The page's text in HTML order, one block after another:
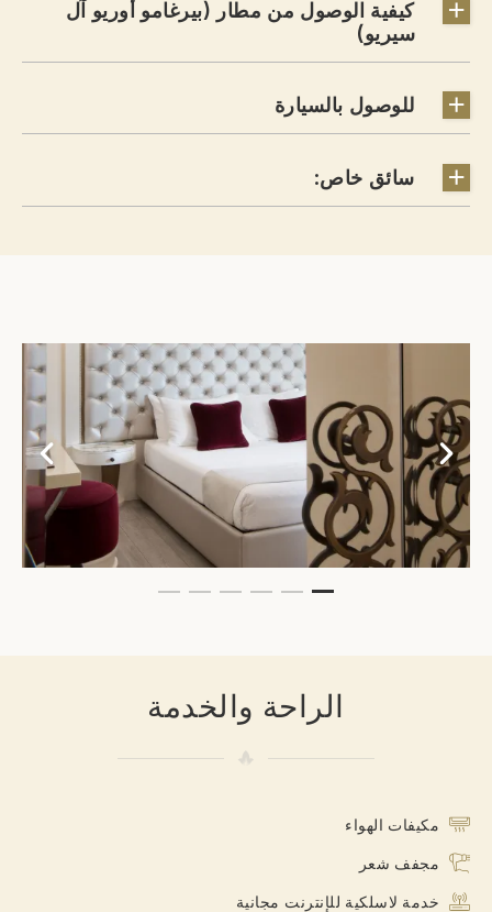
كيفية الوصول من مطار (بيرغامو أوريو آل
سيريو)
للوصول بالسيارة
سائق خاص:
الراحة والخدمة
مكيفات الهواء
مجفف شعر
خدمة لاسلكية للإنترنت مجانية